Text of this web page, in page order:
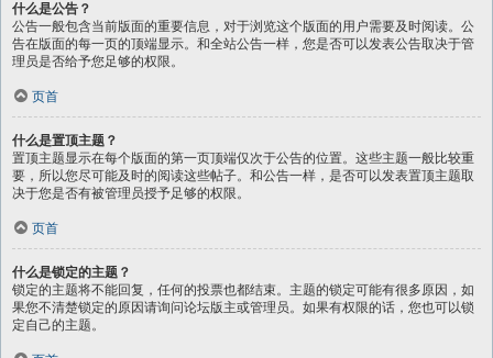
什么是公告？
公告一般包含当前版面的重要信息，对于浏览这个版面的用户需要及时阅读。公
告在版面的每一页的顶端显示。和全站公告一样，您是否可以发表公告取决于管
理员是否给予您足够的权限。
页首
什么是置顶主题？
置顶主题显示在每个版面的第一页顶端仅次于公告的位置。这些主题一般比较重
要，所以您尽可能及时的阅读这些帖子。和公告一样，是否可以发表置顶主题取
决于您是否有被管理员授予足够的权限。
页首
什么是锁定的主题？
锁定的主题将不能回复，任何的投票也都结束。主题的锁定可能有很多原因，如
果您不清楚锁定的原因请询问论坛版主或管理员。如果有权限的话，您也可以锁
定自己的主题。